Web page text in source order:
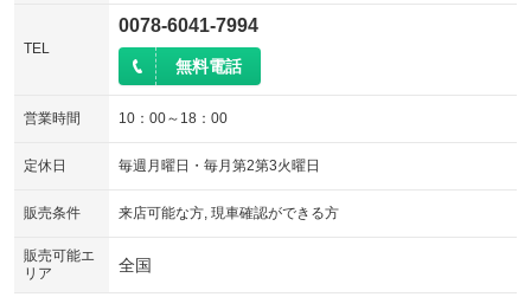
TEL
0078-6041-7994
無料電話
営業時間 10：00～18：00
定休日 毎週月曜日・毎月第2第3火曜日
販売条件 来店可能な方, 現車確認ができる方
販売可能エ
リア
全国